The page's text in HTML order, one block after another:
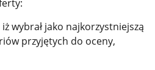
wybrał jako najkorzystniejszą
przyjętych do oceny,